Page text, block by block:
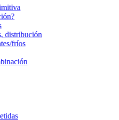
distribución
fríos